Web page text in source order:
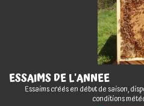
ESSAIMS DE L'ANNEE
Essaims créés en début de saison,
conditions